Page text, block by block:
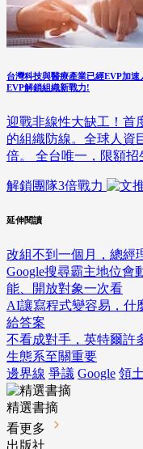
台灣科技與醫療產業已經EVP加
EVP解鎖組織新戰力!
迎戰非線性大缺工！首
的組織防線。全球人資
倍。 全台唯一，限額招
解鎖團隊3倍戰力
延伸閱讀
改組不到一個月，總
Google搜尋霸主地位會
能、開放對象一次看
AI讓寫程式變容易，什
給答案
不看成對手，英特爾許
生態系至關重要
邊界線 爭議 Google 領土
精選書摘
看更多
出版社